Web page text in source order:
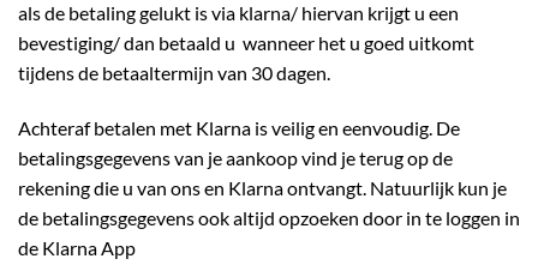
als de betaling gelukt is via klarna/ hiervan krijgt u een
bevestiging/ dan betaald u wanneer het u goed uitkomt
tijdens de betaaltermijn van 30 dagen.
Achteraf betalen met Klarna is veilig en eenvoudig. De
betalingsgegevens van je aankoop vind je terug op de
rekening die u van ons en Klarna ontvangt. Natuurlijk kun je
de betalingsgegevens ook altijd opzoeken door in te loggen in
de Klarna App